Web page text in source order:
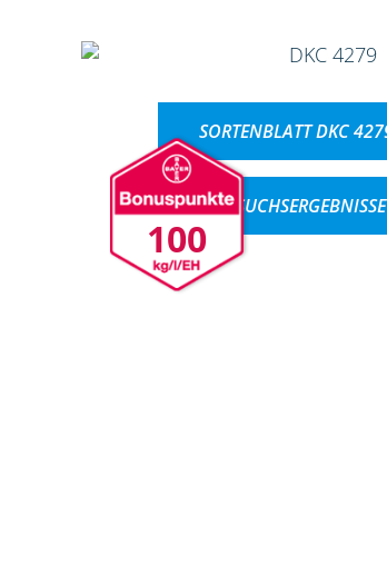
100
SORTENBLATT DKC
VERSUCHSERGEBNISSE